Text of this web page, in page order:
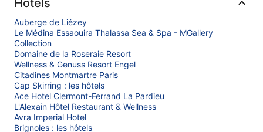
Auberge de Liézey
Le Médina Essaouira Thalassa Sea & Spa - MGallery
Collection
Domaine de la Roseraie Resort
Wellness & Genuss Resort Engel
Citadines Montmartre Paris
Cap Skirring : les hôtels
Ace Hotel Clermont-Ferrand La Pardieu
L'Alexain Hôtel Restaurant & Wellness
Avra Imperial Hotel
Brignoles : les hôtels